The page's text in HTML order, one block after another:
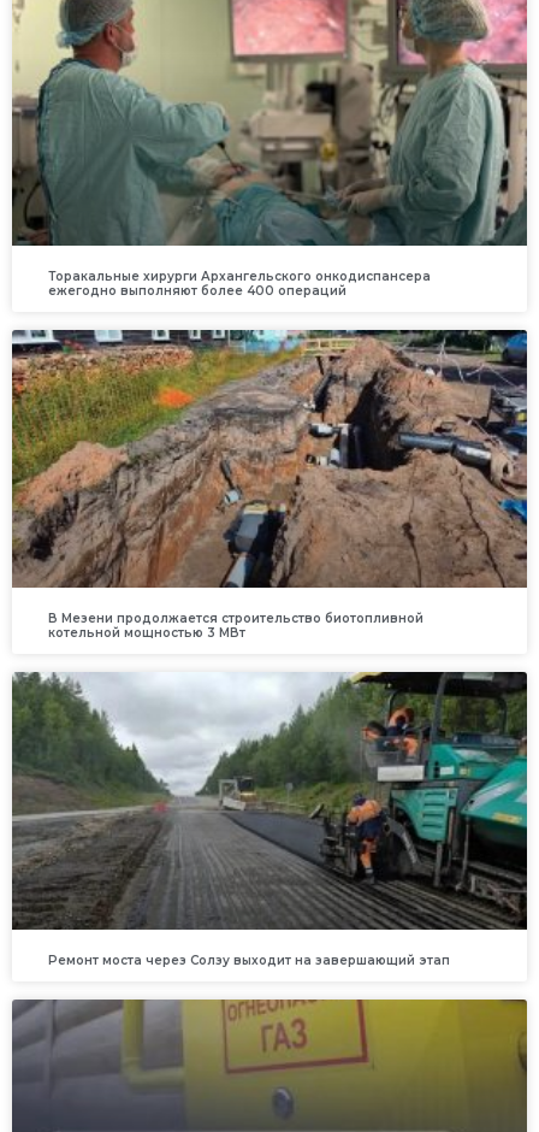
Торакальные хирурги Архангельского онкодиспансера
ежегодно выполняют более 400 операций
В Мезени продолжается строительство биотопливной
котельной мощностью 3 МВт
Ремонт моста через Солзу выходит на завершающий этап